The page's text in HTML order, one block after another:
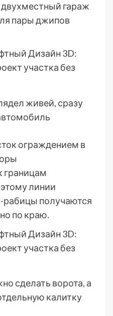
двухместный гараж
пары джипов
живей, сразу
ограждением в
границам
линии
рабицы получаются
по краю.
сделать ворота, а
калитку